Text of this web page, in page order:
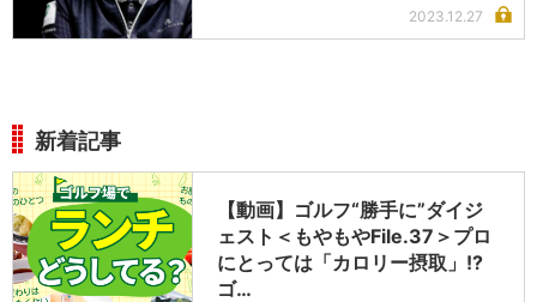
2023.12.27
新着記事
【動画】ゴルフ“勝手に”ダイジ
ェスト＜もやもやFile.37＞プロ
にとっては「カロリー摂取」!?
ゴ…